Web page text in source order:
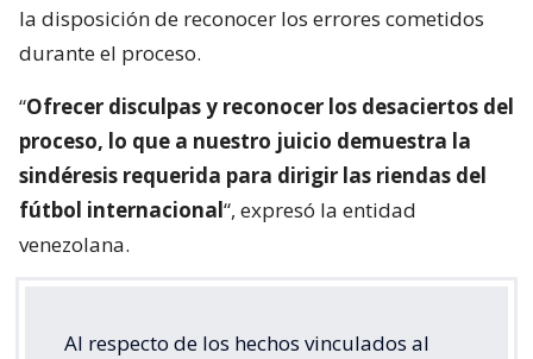
la disposición de reconocer los errores cometidos
durante el proceso.
“Ofrecer disculpas y reconocer los desaciertos del
proceso, lo que a nuestro juicio demuestra la
sindéresis requerida para dirigir las riendas del
fútbol internacional“, expresó la entidad
venezolana.
Al respecto de los hechos vinculados al